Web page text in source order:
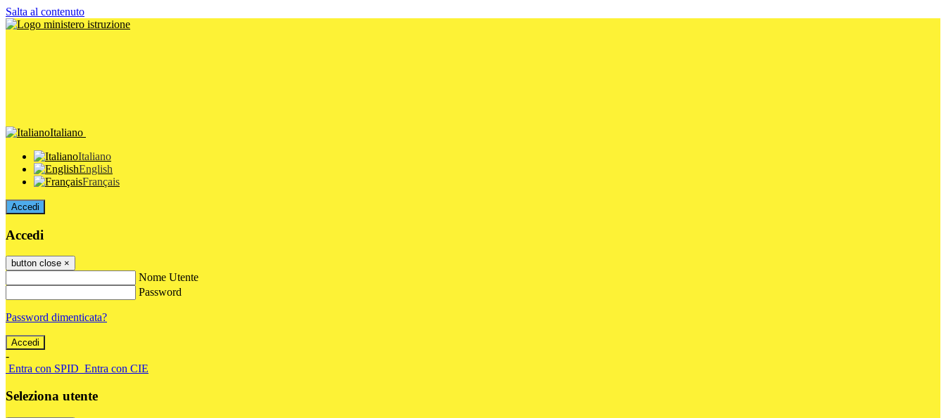
Salta al contenuto
Italiano
Italiano
English
Français
Accedi
Accedi
button close ×
Nome Utente
Password
Password dimenticata?
-
Entra con SPID Entra con CIE
Seleziona utente